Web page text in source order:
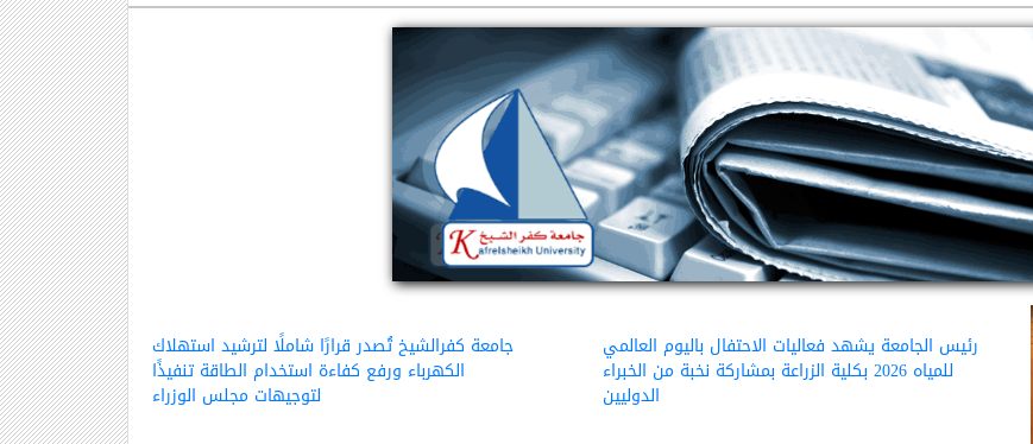
جامعة كفرالشيخ تُصدر قرارًا شاملًا لترشيد استهلاك
الكهرباء ورفع كفاءة استخدام الطاقة تنفيذًا
لتوجيهات مجلس الوزراء
رئيس الجامعة يشهد فعاليات الاحتفال باليوم العالمي
للمياه 2026 بكلية الزراعة بمشاركة نخبة من الخبراء
الدوليين